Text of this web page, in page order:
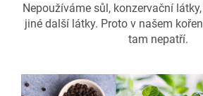
Nepoužíváme sůl, konzervační
jiné další látky. Proto v našem
tam nepatří.